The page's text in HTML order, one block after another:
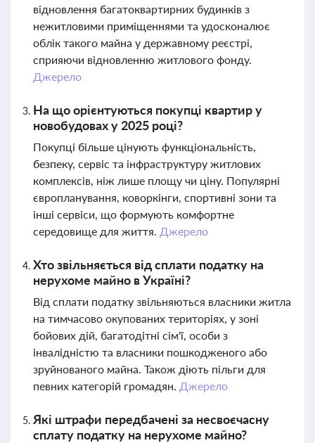
відновлення багатоквартирних будинків з
нежитловими приміщеннями та удосконалює
облік такого майна у державному реєстрі,
сприяючи відновленню житлового фонду.
Джерело
На що орієнтуються покупці квартир у
новобудовах у 2025 році?
Покупці більше цінують функціональність,
безпеку, сервіс та інфраструктуру житлових
комплексів, ніж лише площу чи ціну. Популярні
європланування, коворкінги, спортивні зони та
інші сервіси, що формують комфортне
середовище для життя. Джерело
Хто звільняється від сплати податку на
нерухоме майно в Україні?
Від сплати податку звільняються власники житла
на тимчасово окупованих територіях, у зоні
бойових дій, багатодітні сім'ї, особи з
інвалідністю та власники пошкодженого або
зруйнованого майна. Також діють пільги для
певних категорій громадян. Джерело
Які штрафи передбачені за несвоєчасну
сплату податку на нерухоме майно?